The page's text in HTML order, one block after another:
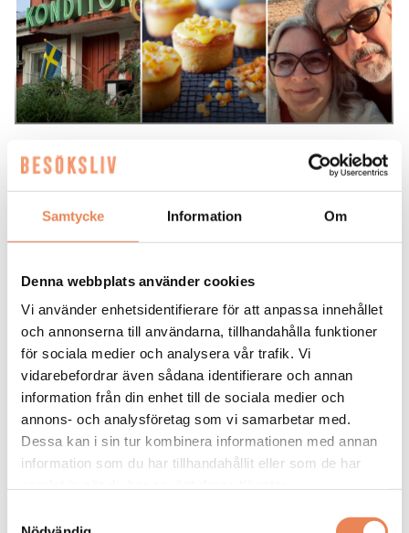
Samtycke Information Om
Denna webbplats använder cookies
Vi använder enhetsidentifierare för att anpassa innehållet
och annonserna till användarna, tillhandahålla funktioner
för sociala medier och analysera vår trafik. Vi
vidarebefordrar även sådana identifierare och annan
information från din enhet till de sociala medier och
annons- och analysföretag som vi samarbetar med.
Dessa kan i sin tur kombinera informationen med annan
information som du har tillhandahållit eller som de har
NYHETER. För Stålboms konditori,
som grundades redan 1957, är det
viktigt att hålla fast vid traditioner
men också att våga tänka nytt. Nu är
de nominerade till Birgitta Rasmussons
minnespris.
– Vår devis ärpå rullande stenar växer ingen
mossa.
Orden kommer från Heléne Stålbom som driver
Stålboms konditori tillsammans med maken Micael.
Hon säger det i samband med att vi pratar om
inte stagnera. Samtidigt söker sig människor
alltmer till det småskaligt genuina. Något som